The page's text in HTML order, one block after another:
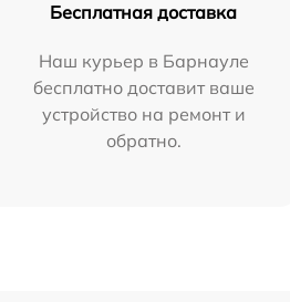
Бесплатная доставка
Наш курьер в Барнауле
бесплатно доставит ваше
устройство на ремонт и
обратно.